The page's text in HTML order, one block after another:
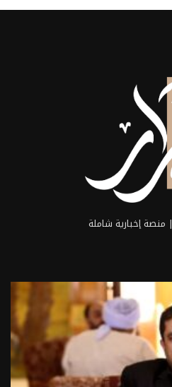
| منصة إخبارية شاملة